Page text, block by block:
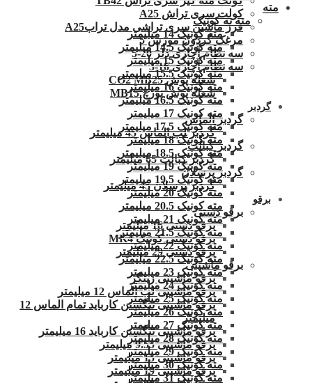
کولت سری تراش A25
فرز ماشین سری تراشی مدل ترابA25
مرغک گردون مورس 5
سه نظام آچاری دلر 20-5
سه نظام آچاری 16-3
شعله پوش CO2 MB25
شعله پوش تورچ MB15
گردبر
گردبر الماس
گردبر لب الماس 45 میلیمتر
گردبر کبالت
گردبر کبالت 65 میلیمتر
گردبر پرسلان
گردبر پرسلان 45 میلیمتر
برقو
برقو دستی
برقو دستی 16 میلیمتر
برقو دستی کونیک MK4
برقو دستی 29 میلیمتر
برقو ماشینی
برقو ماشینی زینگر
برقو ماشینی لب الماس 12 میلیمتر
برقو ماشینی تنگستن کارباید تمام الماس 12
میلیمتر
برقو ماشینی تنگستن کارباید 16 میلیمتر
برقو ماشینی 9.55 میلیمتر
برقو ماشینی 15 میلیمتر
برقو ماشینی 19 میلیمتر
مته
مته ته کونیک
مته کونیک 14 میلیمتر
مته کونیک 14.5 میلیمتر
مته کونیک 15 میلیمتر
مته کونیک 15.5 میلیمتر
مته کونیک 16 میلیمتر
مته کونیک 16.5 میلیمتر
مته کونیک 17 میلیمتر
مته کونیک 17.5 میلیمتر
مته کونیک 18 میلیمتر
مته کونیک 18.5 میلیمتر
مته کونیک 19 میلیمتر
مته کونیک 19.5 میلیمتر
مته کونیک 20 میلیمتر
مته کونیک 20.5 میلیمتر
مته کونیک 21 میلیمتر
مته کونیک 21.5 میلیمتر
مته کونیک 22 میلیمتر
مته کونیک 22.5 میلیمتر
مته کونیک 23 میلیمتر
مته کونیک 24 میلیمتر
مته کونیک 25 میلیمتر
مته کونیک 26 میلیمتر
مته کونیک 27 میلیمتر
مته کونیک 28 میلیمتر
مته کونیک 29 میلیمتر
مته کونیک 30 میلیمتر
مته کونیک 31 میلیمتر